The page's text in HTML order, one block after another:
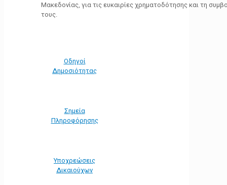
Μακεδονίας, για τις ευκαιρίες χρηματοδότησης και τη
τους.
Οδηγοί
Δημοσιότητας
Σημεία
Πληροφόρησης
Υποχρεώσεις
Δικαιούχων